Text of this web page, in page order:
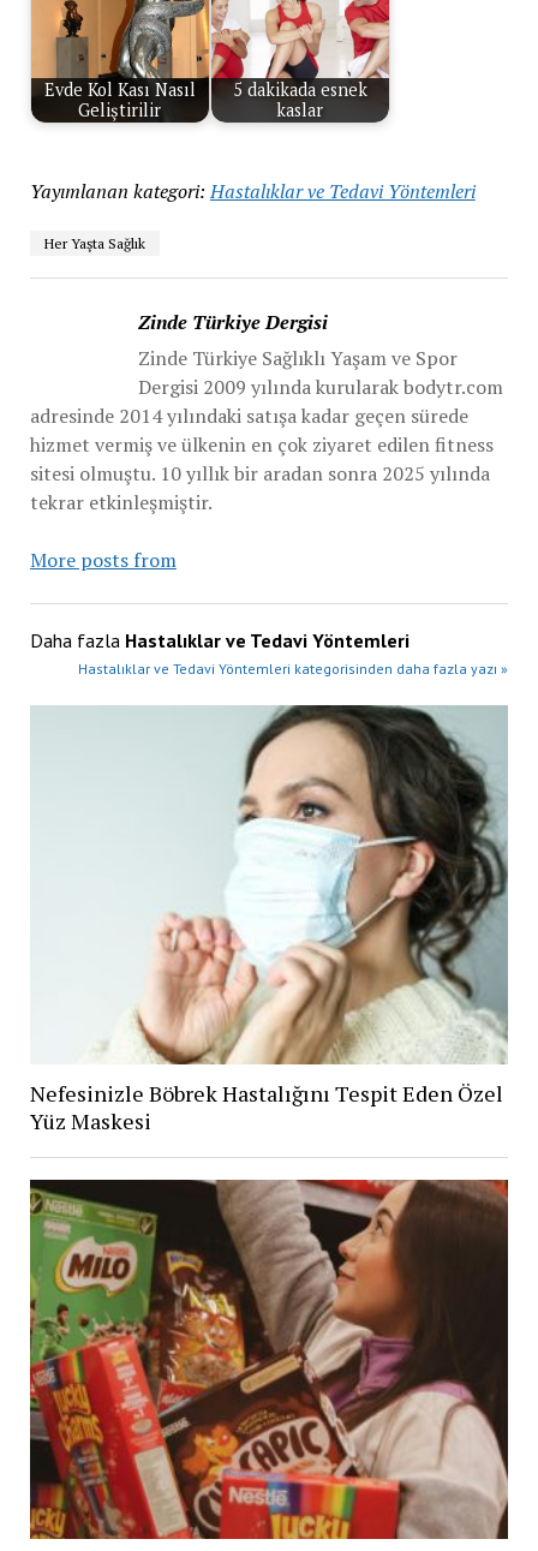
Evde Kol Kası Nasıl
Geliştirilir
5 dakikada esnek
kaslar
Yayımlanan kategori: Hastalıklar ve Tedavi Yöntemleri
Her Yaşta Sağlık
Zinde Türkiye Dergisi
Zinde Türkiye Sağlıklı Yaşam ve Spor
Dergisi 2009 yılında kurularak bodytr.com
adresinde 2014 yılındaki satışa kadar geçen sürede
hizmet vermiş ve ülkenin en çok ziyaret edilen fitness
sitesi olmuştu. 10 yıllık bir aradan sonra 2025 yılında
tekrar etkinleşmiştir.
More posts from
Daha fazla Hastalıklar ve Tedavi Yöntemleri
Hastalıklar ve Tedavi Yöntemleri kategorisinden daha fazla yazı »
Nefesinizle Böbrek Hastalığını Tespit Eden Özel
Yüz Maskesi